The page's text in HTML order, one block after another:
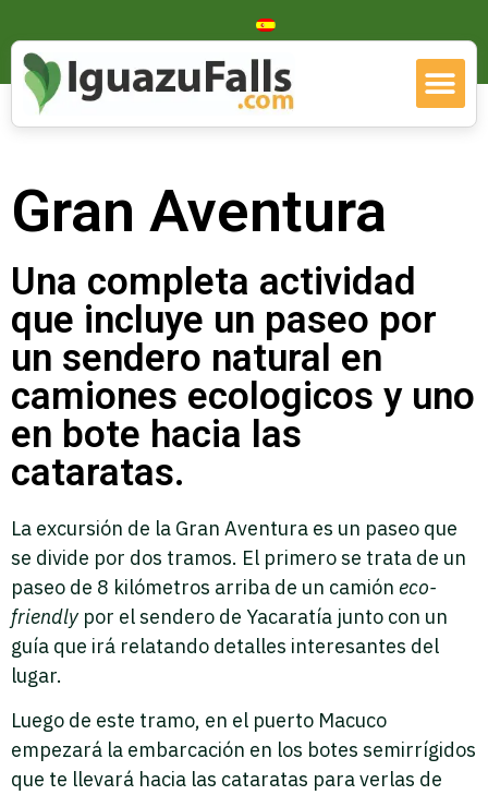
Gran Aventura
Una completa actividad
que incluye un paseo por
un sendero natural en
camiones ecologicos y uno
en bote hacia las
cataratas.
La excursión de la Gran Aventura es un paseo que
se divide por dos tramos. El primero se trata de un
paseo de 8 kilómetros arriba de un camión eco-
friendly por el sendero de Yacaratía junto con un
guía que irá relatando detalles interesantes del
lugar.
Luego de este tramo, en el puerto Macuco
empezará la embarcación en los botes semirrígidos
que te llevará hacia las cataratas para verlas de